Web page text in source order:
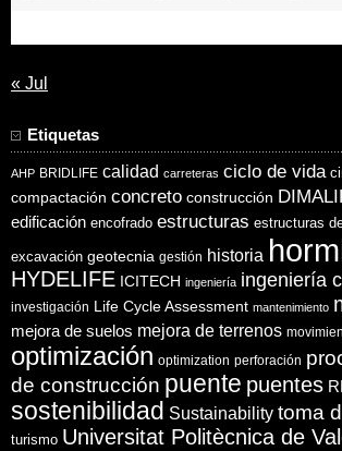
« Jul
Etiquetas
AHP BRIDLIFE calidad carreteras ciclo de vida
compactación concreto construcción
edificación encofrado estructuras estructuras
excavación geotecnia gestión historia
HYDELIFE ICITECH ingeniería ingeniería
investigación Life Cycle Assessment mantenimiento
mejora de suelos mejora de terrenos
optimización optimization perforación
de construcción puente puentes
sostenibilidad Sustainability toma
turismo Universitat Politècnica de